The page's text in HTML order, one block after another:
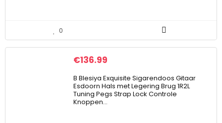
0
€136.99
B Blesiya Exquisite Sigarendoos Gitaar
Esdoorn Hals met Legering Brug 1R2L
Tuning Pegs Strap Lock Controle
Knoppen…